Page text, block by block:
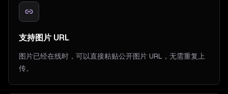
支持图片 URL
图片已经在线时，可以直接粘贴公开图片 URL，无需重复上
传。